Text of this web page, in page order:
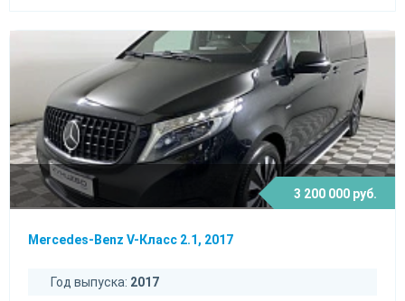
3 200 000 руб.
Mercedes-Benz V-Класс 2.1, 2017
Год выпуска: 2017